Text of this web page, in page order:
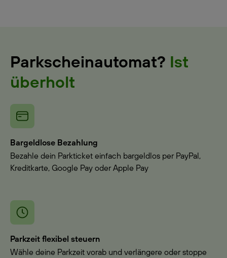
Parkscheinautomat? Ist
überholt
Bargeldlose Bezahlung
Bezahle dein Parkticket einfach bargeldlos per PayPal,
Kreditkarte, Google Pay oder Apple Pay
Parkzeit flexibel steuern
Wähle deine Parkzeit vorab und verlängere oder stoppe